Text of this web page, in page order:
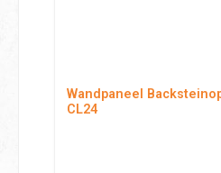
Wandpaneel
CL24